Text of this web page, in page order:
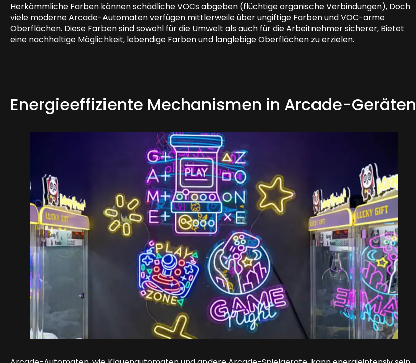
Herkömmliche Farben können schädliche VOCs abgeben (flüchtige organische Verbindungen), Doch
viele moderne Arcade-Automaten verfügen mittlerweile über ungiftige Farben und VOC-arme
Oberflächen. Diese Farben sind sowohl für die Umwelt als auch für die Arbeitnehmer sicherer, Bietet
eine nachhaltige Möglichkeit, lebendige Farben und langlebige Oberflächen zu erzielen.
Energieeffiziente Mechanismen in Arcade-Geräten